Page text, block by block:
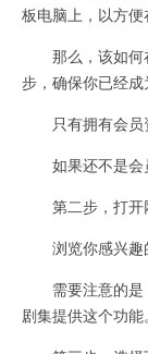
板电脑上，以方便
那么，该如何
步，确保你已经成
只有拥有会员
如果还不是会员
第二步，打开
浏览你感兴趣
需要注意的是
剧集提供这个功能。